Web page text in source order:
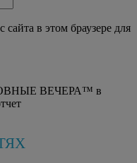
в этом браузере для
ВЕЧЕРА™ в